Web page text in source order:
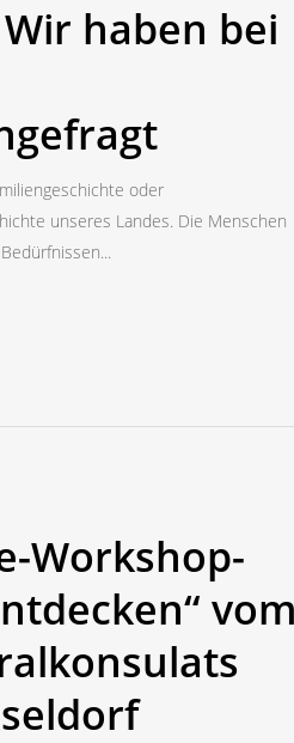
haben bei
oder
unseres Landes. Die Menschen
Workshop-